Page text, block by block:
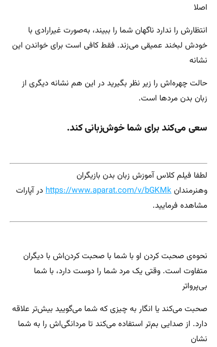
اصلا
انتظارش را ندارد ناگهان شما را ببیند، به‌صورت غیرارادی با
خودش لبخند عمیقی می‌زند. فقط کافی است برای خواندن این
نشانه
حالت چهره‌اش را زیر نظر بگیرید در این هم نشانه دیگری از
زبان بدن مردها است.
سعی می‌کند برای شما خوش‌زبانی کند.
لطفا فیلم کلاس آموزش زبان بدن بازیگران
وهنرمندانhttps://www.aparat.com/v/bGKMkدر آپارات
مشاهده فرمایید.
نحوه‌ی صحبت کردن او با شما با صحبت کردن‌اش با دیگران
متفاوت است. وقتی یک مرد شما را دوست دارد، با شما
بی‌پرواتر
صحبت می‌کند یا انگار به چیزی که شما می‌گویید بیش‌تر علاقه
دارد. از صدایی بم‌تر استفاده می‌کند تا مردانگی‌اش را به شما
نشان